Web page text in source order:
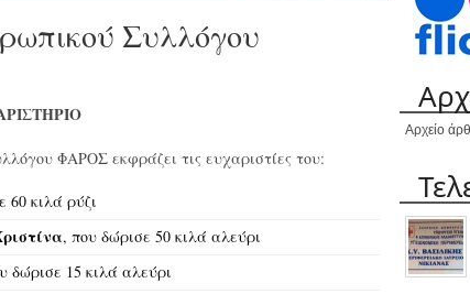
Συλλόγου
ΦΑΡΟΣ εκφράζει τις ευχαριστίες του:
60 κιλά ρύζι
, που δώρισε 50 κιλά αλεύρι
δώρισε 15 κιλά αλεύρι
Αρχείο